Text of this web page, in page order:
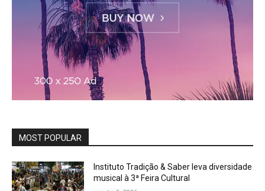
MOST POPULAR
Instituto Tradição & Saber leva diversidade
musical à 3ª Feira Cultural